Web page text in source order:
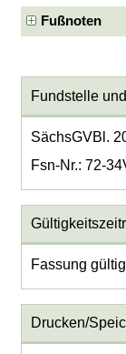
Fußnoten
Fundstelle
SächsGVBl.
Fsn-Nr.: 72-
Fassung
Drucken/